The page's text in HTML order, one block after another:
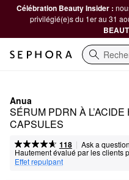
Célébration Beauty Insider :
privilégié(e)s du 1er au 31
Recherche
Anua
SÉRUM PDRN À L’ACIDE
CAPSULES
118 | Ask a question
Hautement évalué par les clients
Effet repulpant